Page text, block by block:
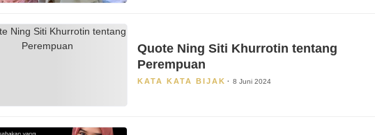
Quote Ning Siti Khurrotin tentang
Perempuan
KATA KATA BIJAK 8 Juni 2024